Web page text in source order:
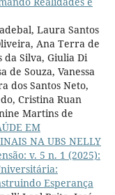
Laura Santos
Ana Terra de
da Silva, Giulia Di
de Souza, Vanessa
dos Santos Neto,
Cristina Ruan
Martins de
EM
NA UBS NELLY
v. 5 n. 1 (2025):
Esperança